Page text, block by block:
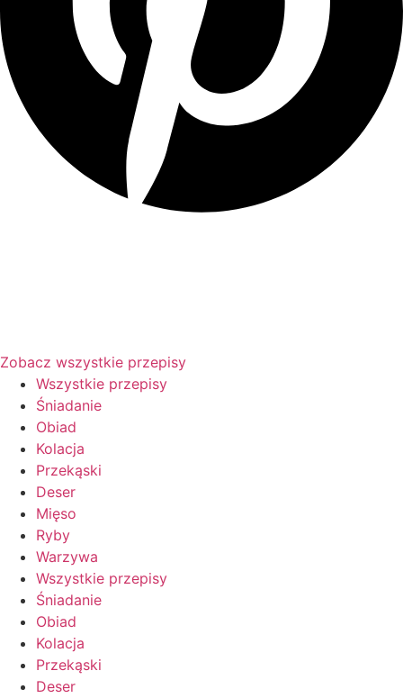
Zobacz wszystkie przepisy
Wszystkie przepisy
Śniadanie
Obiad
Kolacja
Przekąski
Deser
Mięso
Ryby
Warzywa
Wszystkie przepisy
Śniadanie
Obiad
Kolacja
Przekąski
Deser